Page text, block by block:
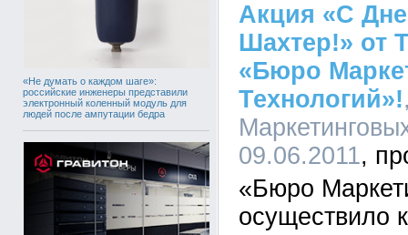
«Не думать о каждом шаге»:
российские инженеры представили
электронный коленный модуль для
людей после ампутации бедра
Акция «С
Шахтер!» от
«Бюро
Технологий»!
09.06.2011
«Бюро
осуществило